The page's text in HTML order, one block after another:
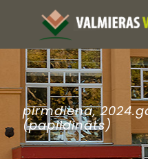
pirmdiena,
(papildināts)